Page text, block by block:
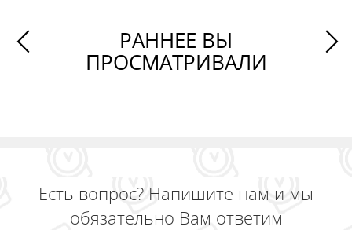
РАННЕЕ ВЫ
ПРОСМАТРИВАЛИ
Есть вопрос? Напишите нам и мы
обязательно Вам ответим